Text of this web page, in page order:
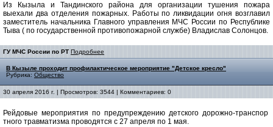
Из Кызыла и Тандинского района для организации тушения пожара
выехали два отделения пожарных. Работы по ликвидации огня возглавил
заместитель начальника Главного управления МЧС России по Республике
Тыва ( по государственной противопожарной службе) Владислав Солонцов.
ГУ МЧС России по РТ Подробнее
В Кызыле проходит профилактическое мероприятие "Детское кресло"
Рубрика: Общество
30 апреля 2016 г. | Просмотров: 3544 | Комментариев: 0
Рейдовые мероприятия по предупреждению детского дорожно-транспор
тного травматизма проводятся с 27 апреля по 1 мая.